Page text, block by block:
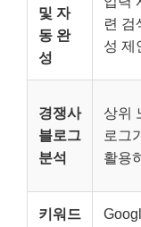
및 자
동 완
성
련 검
성 제
경쟁사
블로그
분석
상위
로그
활용
키워드